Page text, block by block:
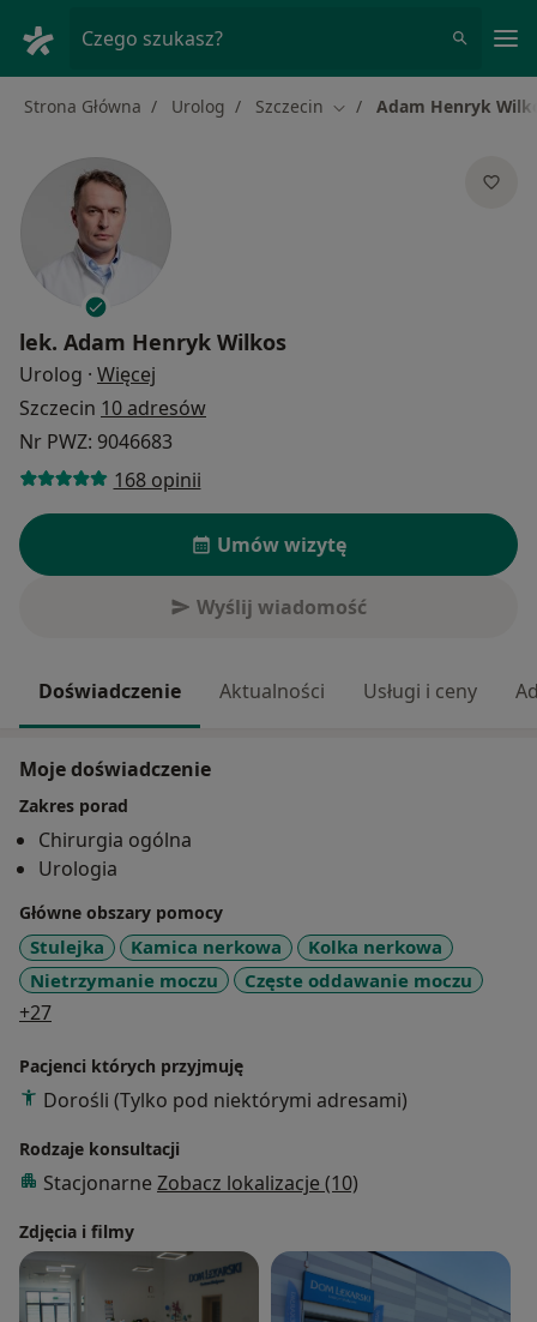
Czego szukasz?
Strona Główna Urolog Szczecin Zmień miasto
Adam Henryk
lek. Adam Henryk Wilkos
Urolog · Więcej
Szczecin 10 adresów
Nr PWZ: 9046683
168 opinii
Umów wizytę
Wyślij wiadomość
Doświadczenie Aktualności Usługi i ceny
Moje doświadczenie
Zakres porad
Chirurgia ogólna
Urologia
Główne obszary pomocy
Stulejka Kamica nerkowa
Kolka nerkowa
Nietrzymanie moczu
Częste oddawanie moczu
+27a11y_sr_more_diseases
Pacjenci których przyjmuję
Dorośli (Tylko pod niektórymi adresami)
Rodzaje konsultacji
Stacjonarne Zobacz lokalizacje (10)
Zdjęcia i filmy